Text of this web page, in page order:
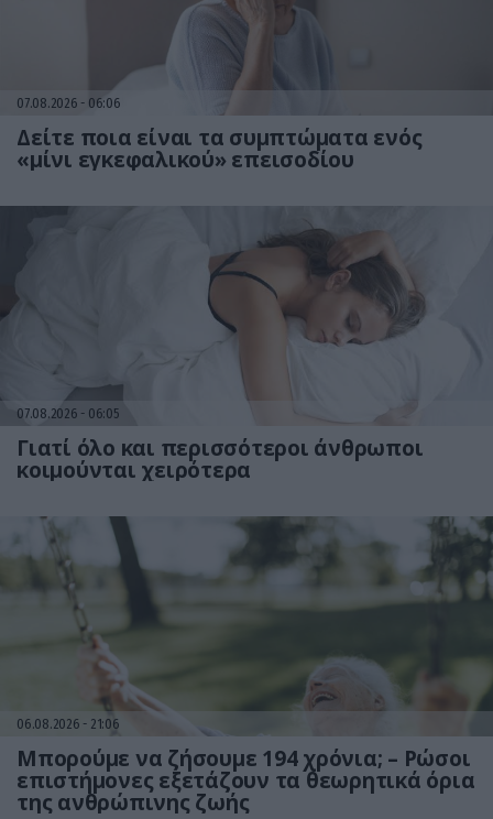
07.08.2026 06:06
Δείτε ποια είναι τα συμπτώματα ενός
«μίνι εγκεφαλικού» επεισοδίου
07.08.2026 06:05
Γιατί όλο και περισσότεροι άνθρωποι
κοιμούνται χειρότερα
06.08.2026 21:06
Μπορούμε να ζήσουμε 194 χρόνια; – Ρώσοι
επιστήμονες εξετάζουν τα θεωρητικά όρια
της ανθρώπινης ζωής